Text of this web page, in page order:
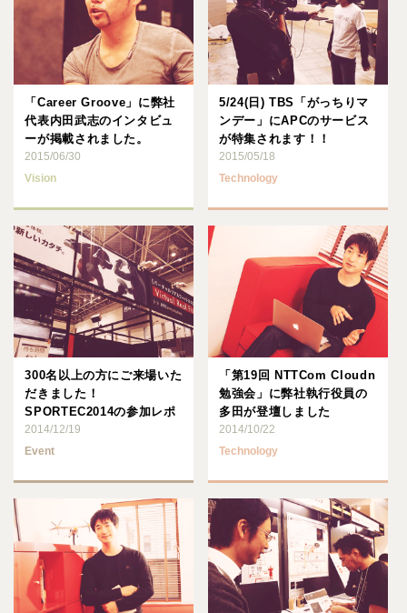
「Career Groove」に弊社
代表内田武志のインタビュ
ーが掲載されました。
2015/06/30
Vision
5/24(日) TBS「がっちりマ
ンデー」にAPCのサービス
が特集されます！！
2015/05/18
Technology
300名以上の方にご来場いた
だきました！
SPORTEC2014の参加レポ
ート
2014/12/19
Event
「第19回 NTTCom Cloudn
勉強会」に弊社執行役員の
多田が登壇しました
2014/10/22
Technology